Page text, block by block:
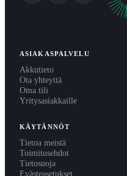
ASIAKASPALVELU
Akkutieto
Ota yhteyttä
Oma tili
Yritysasiakkaille
KÄYTÄNNÖT
Tietoa meistä
Toimitusehdot
Tietosuoja
Evästeasetukset